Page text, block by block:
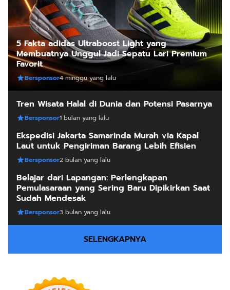
5 Fakta adidas Ultraboost Light yang
Membuatnya Unggul Jadi Sepatu Lari Premium
Favorit
Bersponsor4 minggu yang lalu
Tren Wisata Halal di Dunia dan Potensi Pasarnya
Bersponsor1 bulan yang lalu
Ekspedisi Jakarta Samarinda Murah via Kapal
Laut untuk Pengiriman Barang Lebih Efisien
Bersponsor2 bulan yang lalu
Belajar dari Lapangan: Perlengkapan
Pemulasaraan yang Sering Baru Dipikirkan Saat
Sudah Mendesak
Bersponsor3 bulan yang lalu
SELENGKAPNYA